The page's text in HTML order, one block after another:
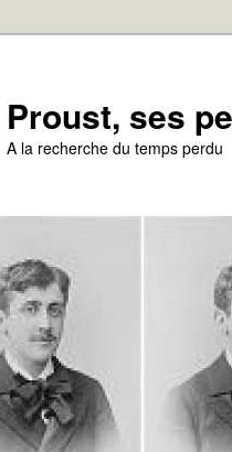
Proust, ses
A la recherche du temps perdu